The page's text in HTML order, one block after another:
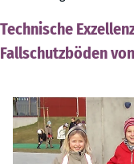
Technische
Fallschutzböden von